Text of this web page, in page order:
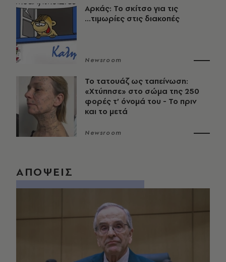
Αρκάς: Το σκίτσο για τις
...τιμωρίες στις διακοπές
Newsroom
Το τατουάζ ως ταπείνωση:
«Χτύπησε» στο σώμα της 250
φορές τ’ όνομά του - Το πριν
και το μετά
Newsroom
ΑΠΟΨΕΙΣ